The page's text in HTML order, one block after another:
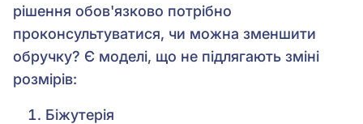
рішення обов'язково потрібно
проконсультуватися, чи можна зменшити
обручку? Є моделі, що не підлягають зміні
розмірів:
Біжутерія